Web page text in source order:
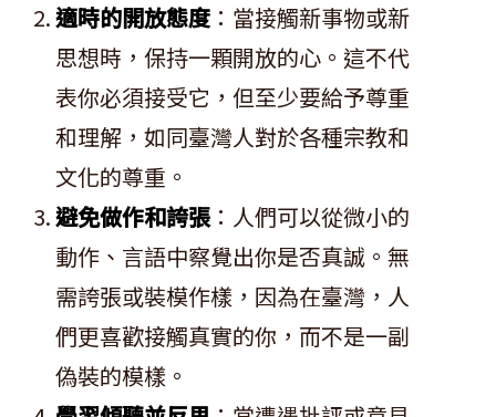
適時的開放態度 ：當接觸新事物或新
思想時，保持一顆開放的心。這不代
表你必須接受它，但至少要給予尊重
和理解，如同臺灣人對於各種宗教和
文化的尊重。
避免做作和誇張：人們可以從微小的
動作、言語中察覺出你是否真誠。無
需誇張或裝模作樣，因為在臺灣，人
們更喜歡接觸真實的你，而不是一副
偽裝的模樣。